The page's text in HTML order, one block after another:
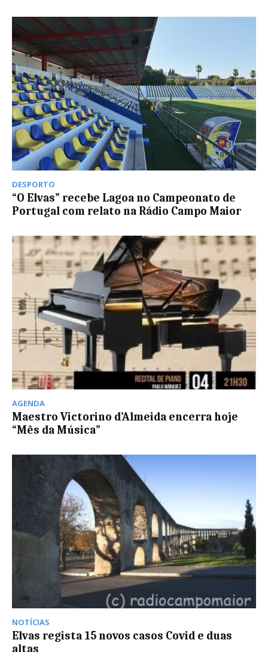
DESPORTO
“O Elvas” recebe Lagoa no Campeonato de
Portugal com relato na Rádio Campo Maior
AGENDA
Maestro Victorino d’Almeida encerra hoje
“Mês da Música”
NOTÍCIAS
Elvas regista 15 novos casos Covid e duas
altas